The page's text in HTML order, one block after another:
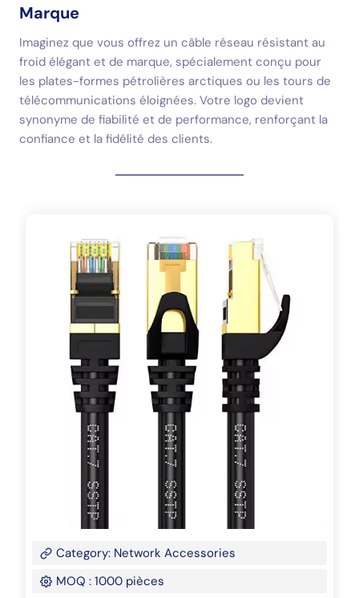
Marque
Imaginez que vous offrez un câble réseau résistant au
froid élégant et de marque, spécialement conçu pour
les plates-formes pétrolières arctiques ou les tours de
télécommunications éloignées. Votre logo devient
synonyme de fiabilité et de performance, renforçant la
confiance et la fidélité des clients.
Category: Network Accessories
MOQ : 1000 pièces